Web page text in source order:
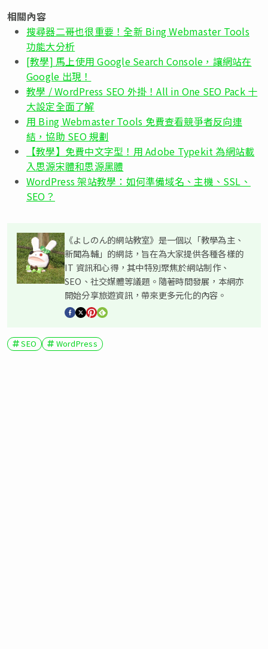
相關內容
搜尋器二哥也很重要！全新 Bing Webmaster Tools
功能大分析
[教學] 馬上使用 Google Search Console，讓網站在
Google 出現！
教學 / WordPress SEO 外掛！All in One SEO Pack 十
大設定全面了解
用 Bing Webmaster Tools 免費查看競爭者反向連
結，協助 SEO 規劃
【教學】免費中文字型！用 Adobe Typekit 為網站載
入思源宋體和思源黑體
WordPress 架站教學：如何準備域名、主機、SSL、
SEO？
《よしのん的網站教室》是一個以「教學為主、
新聞為輔」的網誌，旨在為大家提供各種各樣的
IT 資訊和心得，其中特別聚焦於網站制作、
SEO、社交媒體等議題。隨著時間發展，本網亦
開始分享旅遊資訊，帶來更多元化的內容。
SEO WordPress